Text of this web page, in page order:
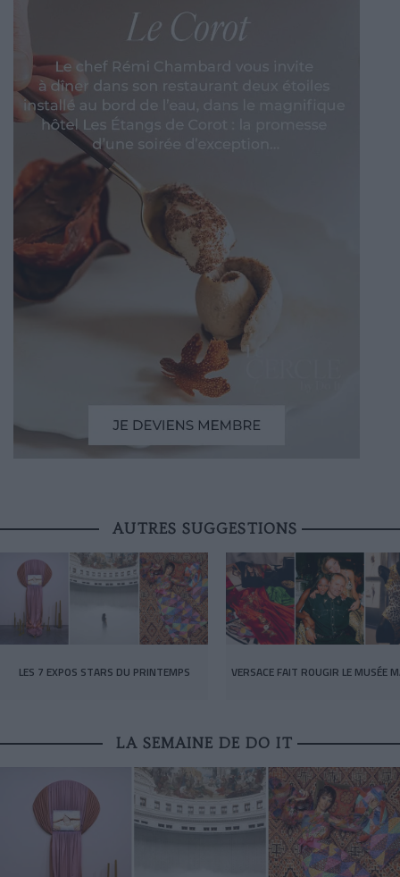
AUTRES SUGGESTIONS
LES 7 EXPOS STARS DU PRINTEMPS VERSACE FAIT ROUGIR LE MUSÉE
LA SEMAINE DE DO IT